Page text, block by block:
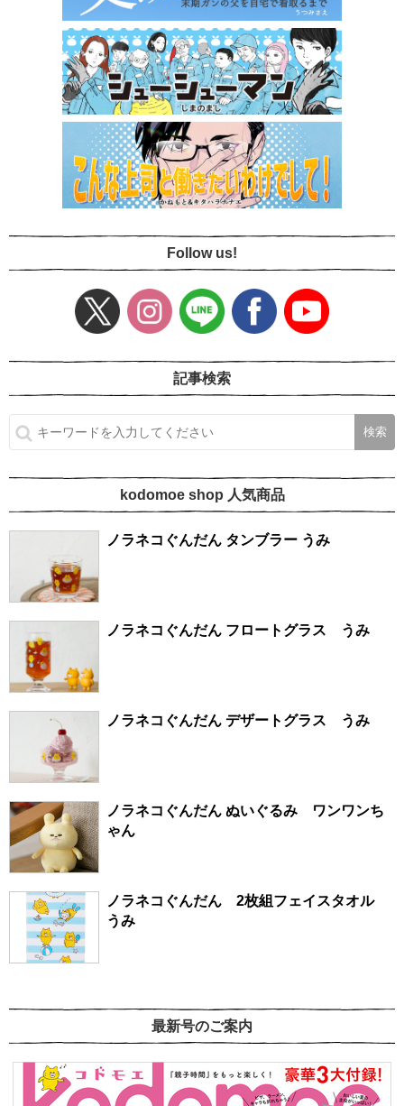
Follow us!
記事検索
kodomoe shop 人気商品
ノラネコぐんだん タンブラー うみ
ノラネコぐんだん フロートグラス うみ
ノラネコぐんだん デザートグラス うみ
ノラネコぐんだん ぬいぐるみ ワンワンち
ゃん
ノラネコぐんだん 2枚組フェイスタオル
うみ
最新号のご案内